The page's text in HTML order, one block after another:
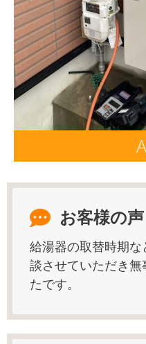
お客様の声
給湯器の取替時期
談させていただき
たです。